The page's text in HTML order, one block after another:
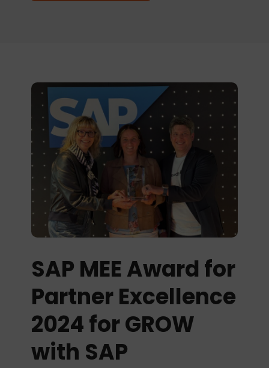
SAP MEE Award for
Partner Excellence
2024 for GROW
with SAP